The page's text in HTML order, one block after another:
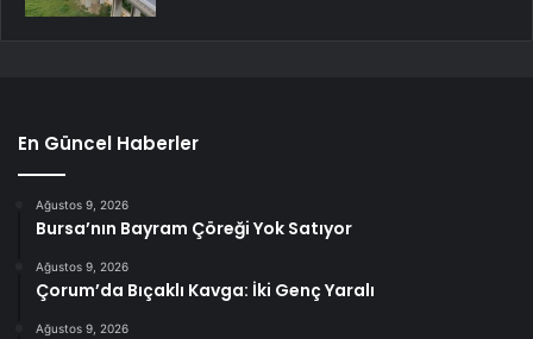
En Güncel Haberler
Ağustos 9, 2026
Bursa’nın Bayram Çöreği Yok Satıyor
Ağustos 9, 2026
Çorum’da Bıçaklı Kavga: İki Genç Yaralı
Ağustos 9, 2026